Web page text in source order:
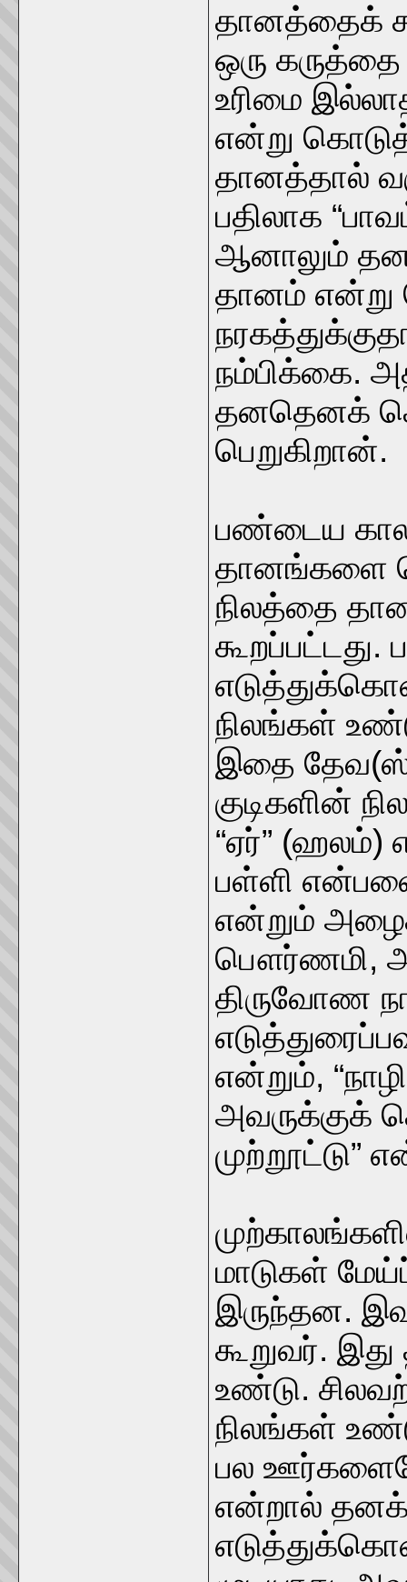
தானத்தைக்
ஒரு கருத்தை
உரிமை
என்று
தானத்தால்
பதிலாக
ஆனாலும்
தானம்
நம்பிக்கை.
தனதெனக்
பெறுகிறான்.
பண்டைய
தானங்களை
நிலத்தை
நிலங்கள்
இதை
குடிகளின்
“ஏர்”
பள்ளி
என்றும்
பௌர்ணமி,
திருவோண
என்றும்,
அவருக்குக்
முற்றூட்டு”
மாடுகள்
இருந்தன.
கூறுவர்.
உண்டு.
நிலங்கள்
பல
என்றால்